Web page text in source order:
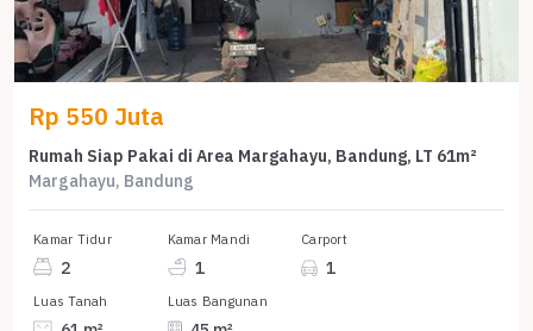
Rp 550 Juta
Rumah Siap Pakai di Area Margahayu, Bandung, LT 61m²
Margahayu, Bandung
Kamar Tidur
2
Kamar Mandi
1
Carport
1
Luas Tanah Luas Bangunan